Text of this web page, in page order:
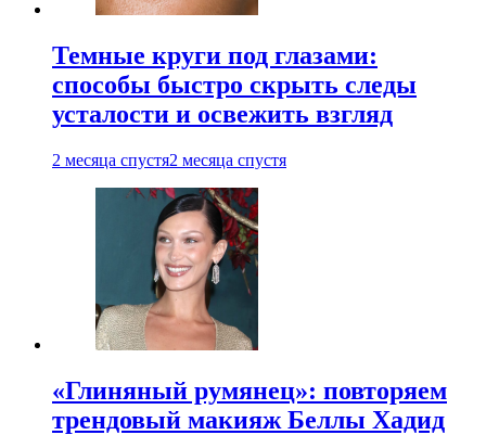
Темные круги под глазами:
способы быстро скрыть следы
усталости и освежить взгляд
2 месяца спустя2 месяца спустя
«Глиняный румянец»: повторяем
трендовый макияж Беллы Хадид